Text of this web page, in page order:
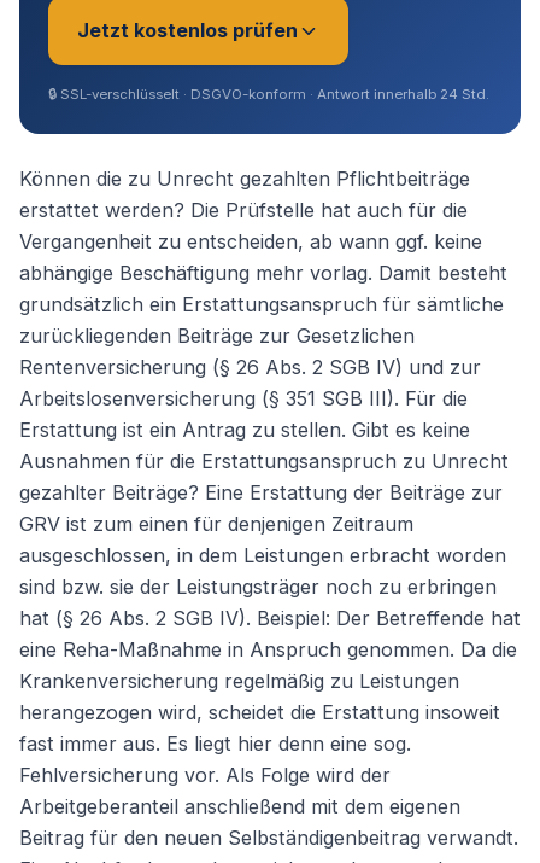
Jetzt kostenlos prüfen
Sie sind? *
Geschäftsführer (Angestellt /
Gesellschafter)
Selbstständig / Unternehmer
Weiter
🔒 SSL-verschlüsselt · DSGVO-konform · Antwort innerhalb 24 Std.
Können die zu Unrecht gezahlten Pflichtbeiträge
erstattet werden? Die Prüfstelle hat auch für die
Vergangenheit zu entscheiden, ab wann ggf. keine
abhängige Beschäftigung mehr vorlag. Damit besteht
grundsätzlich ein Erstattungsanspruch für sämtliche
zurückliegenden Beiträge zur Gesetzlichen
Rentenversicherung (§ 26 Abs. 2 SGB IV) und zur
Arbeitslosenversicherung (§ 351 SGB III). Für die
Erstattung ist ein Antrag zu stellen. Gibt es keine
Ausnahmen für die Erstattungsanspruch zu Unrecht
gezahlter Beiträge? Eine Erstattung der Beiträge zur
GRV ist zum einen für denjenigen Zeitraum
ausgeschlossen, in dem Leistungen erbracht worden
sind bzw. sie der Leistungsträger noch zu erbringen
hat (§ 26 Abs. 2 SGB IV). Beispiel: Der Betreffende hat
eine Reha-Maßnahme in Anspruch genommen. Da die
Krankenversicherung regelmäßig zu Leistungen
herangezogen wird, scheidet die Erstattung insoweit
fast immer aus. Es liegt hier denn eine sog.
Fehlversicherung vor. Als Folge wird der
Arbeitgeberanteil anschließend mit dem eigenen
Beitrag für den neuen Selbständigenbeitrag verwandt.